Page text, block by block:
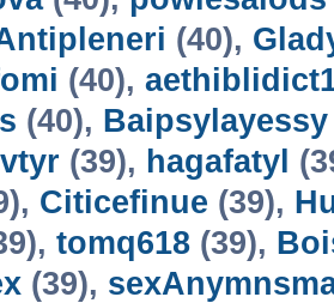
(40),
(40),
(40), Baipsylayessy
(39), hagafatyl
Citicefinue (39),
tomq618 (39),
(39),